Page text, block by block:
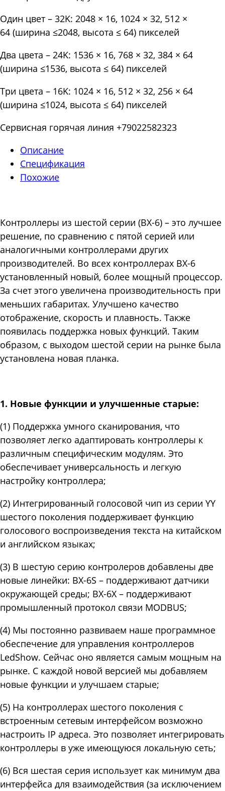
Один цвет – 32K: 2048 × 16, 1024 × 32, 512 ×
64 (ширина ≤2048, высота ≤ 64) пикселей
Два цвета – 24K: 1536 × 16, 768 × 32, 384 × 64
(ширина ≤1536, высота ≤ 64) пикселей
Три цвета – 16K: 1024 × 16, 512 × 32, 256 × 64
(ширина ≤1024, высота ≤ 64) пикселей
Сервисная горячая линия +79022582323
Описание
Спецификация
Похожие
Контроллеры из шестой серии (BX-6) – это лучшее
решение, по сравнению с пятой серией или
аналогичными контроллерами других
производителей. Во всех контроллерах BX-6
установленный новый, более мощный процессор.
За счет этого увеличена производительность при
меньших габаритах. Улучшено качество
отображение, скорость и плавность. Также
появилась поддержка новых функций. Таким
образом, с выходом шестой серии на рынке была
установлена новая планка.
1. Новые функции и улучшенные старые:
(1) Поддержка умного сканирования, что
позволяет легко адаптировать контроллеры к
различным специфическим модулям. Это
обеспечивает универсальность и легкую
настройку контроллера;
(2) Интегрированный голосовой чип из серии YY
шестого поколения поддерживает функцию
голосового воспроизведения текста на китайском
и английском языках;
(3) В шестую серию контролеров добавлены две
новые линейки: BX-6S – поддерживают датчики
окружающей среды; BX-6X – поддерживают
промышленный протокол связи MODBUS;
(4) Мы постоянно развиваем наше программное
обеспечение для управления контроллеров
LedShow. Сейчас оно является самым мощным на
рынке. С каждой новой версией мы добавляем
новые функции и улучшаем старые;
(5) На контроллерах шестого поколения с
встроенным сетевым интерфейсом возможно
настроить IP адреса. Это позволяет интегрировать
контроллеры в уже имеющуюся локальную сеть;
(6) Вся шестая серия использует как минимум два
интерфейса для взаимодействия (за исключением